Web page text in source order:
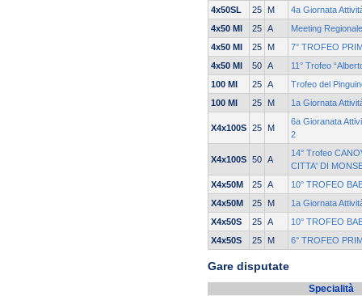
4x50SL
25 M
4a Giornata
4x50 MI
25 A
Meeting
4x50 MI
25 M
7° TROFEO
4x50 MI
50 A
11° Trofeo
100 MI
25 A
Trofeo del
100 MI
25 M 1a Giornata
X4x100S 25 M
6a Gioranata
2
X4x100S 50 A
14° Trofeo
CITTA' DI
X4x50M
25 A
10° TROFEO
X4x50M
25 M
1a Giornata
X4x50S
25 A
10° TROFEO
X4x50S
25 M 6° TROFEO
Gare disputate
Specialità